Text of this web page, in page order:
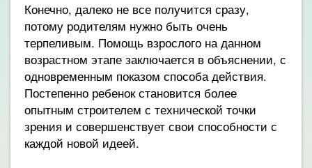
Конечно, далеко не все получится сразу,
потому родителям нужно быть очень
терпеливым. Помощь взрослого на данном
возрастном этапе заключается в объяснении, с
одновременным показом способа действия.
Постепенно ребенок становится более
опытным строителем с технической точки
зрения и совершенствует свои способности с
каждой новой идеей.